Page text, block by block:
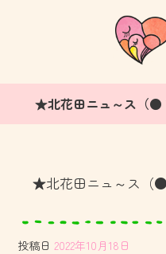
★北花田ニュ～ス（●
★北花田ニュ～ス（
投稿日 2022年10月18日